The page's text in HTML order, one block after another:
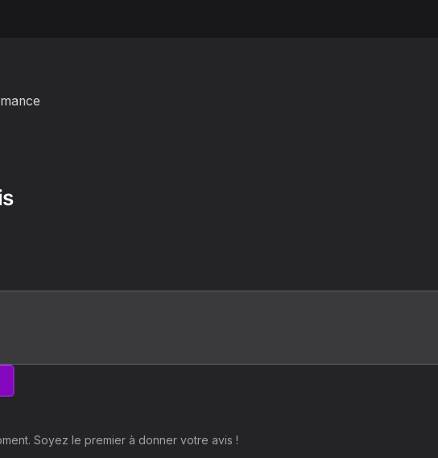
Soyez le premier à donner votre avis !